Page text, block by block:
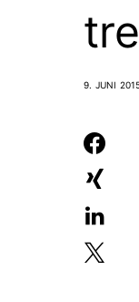
9. JUNI